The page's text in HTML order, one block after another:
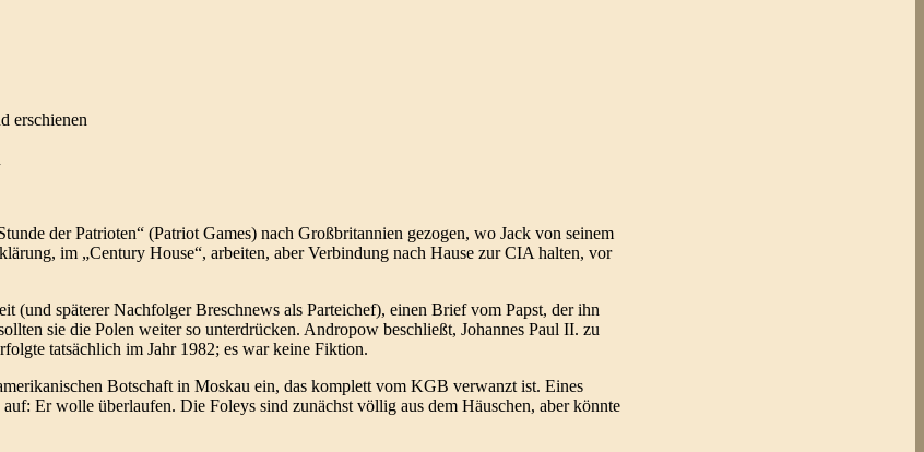
erschienen
der Patrioten“ (Patriot Games) nach Großbritannien gezogen, wo Jack von seinem
im „Century House“, arbeiten, aber Verbindung nach Hause zur CIA halten, vor
(und späterer Nachfolger Breschnews als Parteichef), einen Brief vom Papst, der ihn
sie die Polen weiter so unterdrücken. Andropow beschließt, Johannes Paul II. zu
tatsächlich im Jahr 1982; es war keine Fiktion.
Botschaft in Moskau ein, das komplett vom KGB verwanzt ist. Eines
Er wolle überlaufen. Die Foleys sind zunächst völlig aus dem Häuschen, aber könnte